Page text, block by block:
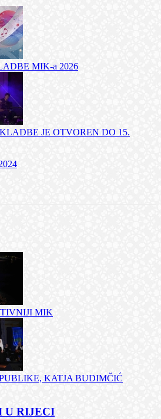
MIK-a 2026
JE OTVOREN DO 15.
MIK
KATJA BUDIMČIĆ
U RIJECI